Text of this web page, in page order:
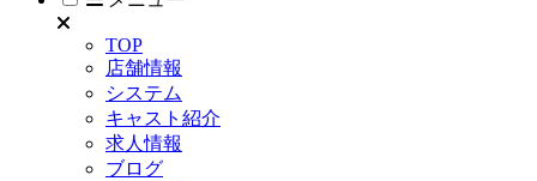
TOP
店舗情報
システム
キャスト紹介
求人情報
ブログ